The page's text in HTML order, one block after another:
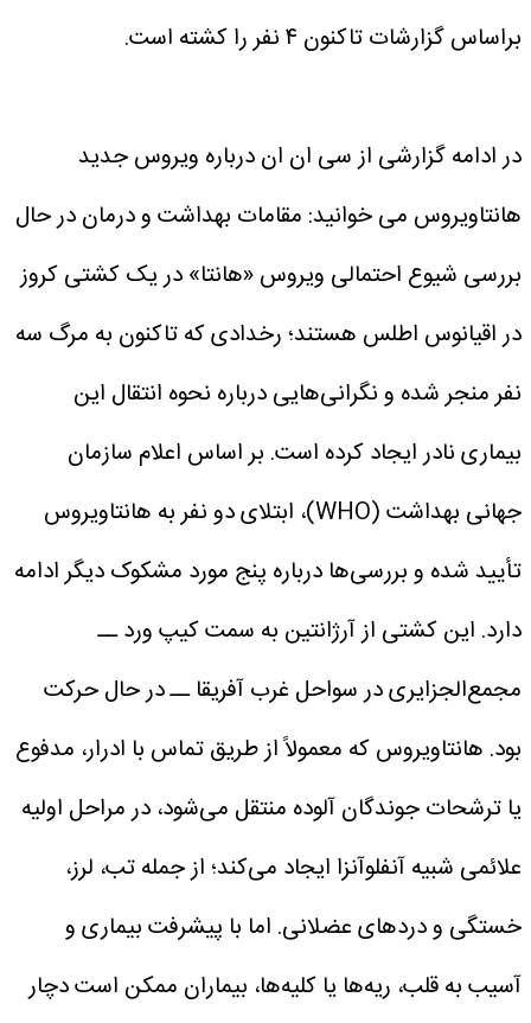
براساس گزارشات تاکنون ۴ نفر را کشته است.
در ادامه گزارشی از سی ان ان درباره ویروس جدید
هانتاویروس می خوانید: مقامات بهداشت و درمان در حال
بررسی شیوع احتمالی ویروس «هانتا» در یک کشتی کروز
در اقیانوس اطلس هستند؛ رخدادی که تاکنون به مرگ سه
نفر منجر شده و نگرانی‌هایی درباره نحوه انتقال این
بیماری نادر ایجاد کرده است. بر اساس اعلام سازمان
جهانی بهداشت (WHO)، ابتلای دو نفر به هانتاویروس
تأیید شده و بررسی‌ها درباره پنج مورد مشکوک دیگر ادامه
دارد. این کشتی از آرژانتین به سمت کیپ ورد ــ
مجمع‌الجزایری در سواحل غرب آفریقا ــ در حال حرکت
بود. هانتاویروس که معمولاً از طریق تماس با ادرار، مدفوع
یا ترشحات جوندگان آلوده منتقل می‌شود، در مراحل اولیه
علائمی شبیه آنفلوآنزا ایجاد می‌کند؛ از جمله تب، لرز،
خستگی و دردهای عضلانی. اما با پیشرفت بیماری و
آسیب به قلب، ریه‌ها یا کلیه‌ها، بیماران ممکن است دچار